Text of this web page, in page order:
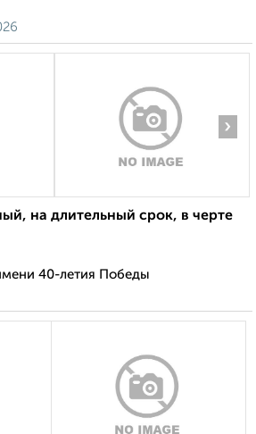
›
на длительный срок, в черте
40-летия Победы